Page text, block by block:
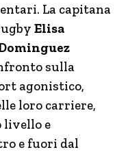
La capitana
Elisa
sulla
agonistico,
loro carriere,
livello e
e fuori dal